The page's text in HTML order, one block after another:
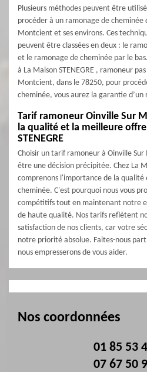
Plusieurs méthodes peuvent être
procéder à un ramonage de cheminée
Montcient et ses environs. Ces
peuvent être classées en deux : le
et le ramonage de cheminée par le
à La Maison STENEGRE , ramoneur
Montcient, dans le 78250, pour
cheminée, vous aurez la garantie
Tarif ramoneur Oinville Sur
la qualité et la meilleure
STENEGRE
Choisir un tarif ramoneur à Oinville
être une décision précipitée. Chez La
comprenons l'importance de la
cheminée. C'est pourquoi nous vous
compétitifs tout en maintenant notre
de haute qualité. Nos tarifs reflètent
satisfaction de nos clients, car votre
notre priorité absolue. Faites-nous
nous empresserons de vous aider.
Nos coordonnées
01 85 53
07 67 50